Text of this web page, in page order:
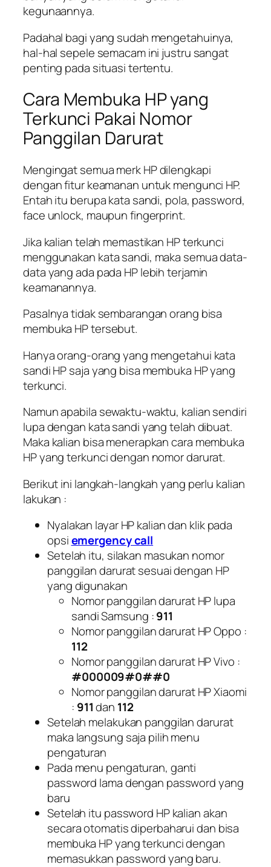
kegunaannya.
Padahal bagi yang sudah mengetahuinya,
hal-hal sepele semacam ini justru sangat
penting pada situasi tertentu.
Cara Membuka HP yang
Terkunci Pakai Nomor
Panggilan Darurat
Mengingat semua merk HP dilengkapi
dengan fitur keamanan untuk mengunci HP.
Entah itu berupa kata sandi, pola, password,
face unlock, maupun fingerprint.
Jika kalian telah memastikan HP terkunci
menggunakan kata sandi, maka semua data-
data yang ada pada HP lebih terjamin
keamanannya.
Pasalnya tidak sembarangan orang bisa
membuka HP tersebut.
Hanya orang-orang yang mengetahui kata
sandi HP saja yang bisa membuka HP yang
terkunci.
Namun apabila sewaktu-waktu, kalian sendiri
lupa dengan kata sandi yang telah dibuat.
Maka kalian bisa menerapkan cara membuka
HP yang terkunci dengan nomor darurat.
Berikut ini langkah-langkah yang perlu kalian
lakukan :
Nyalakan layar HP kalian dan klik pada
opsiemergency call
Setelah itu, silakan masukan nomor
panggilan darurat sesuai dengan HP
yang digunakan
Nomor panggilan darurat HP lupa
sandi Samsung :911
Nomor panggilan darurat HP Oppo :
112
Nomor panggilan darurat HP Vivo :
#000009#0##0
Nomor panggilan darurat HP Xiaomi
: 911dan 112
Setelah melakukan panggilan darurat
maka langsung saja pilih menu
pengaturan
Pada menu pengaturan, ganti
password lama dengan password yang
baru
Setelah itu password HP kalian akan
secara otomatis diperbaharui dan bisa
membuka HP yang terkunci dengan
memasukkan password yang baru.